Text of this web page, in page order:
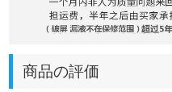
商品の評価